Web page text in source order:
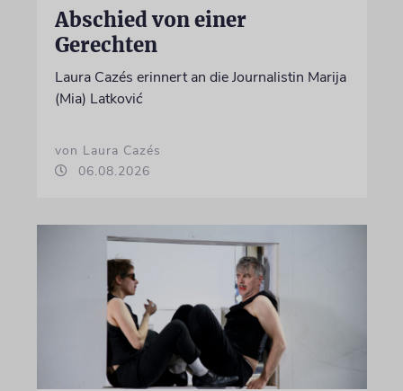
Abschied von einer
Gerechten
Laura Cazés erinnert an die Journalistin Marija
(Mia) Latković
von Laura Cazés
06.08.2026